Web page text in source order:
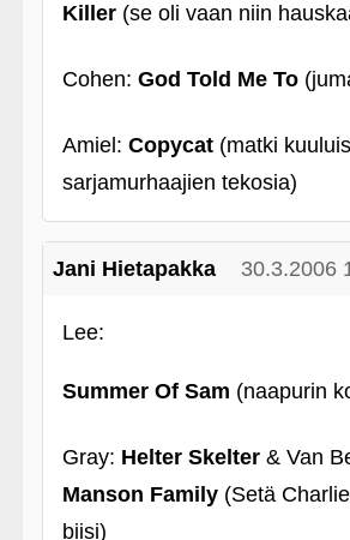
Killer(se oli vaan niin
Cohen: God Told Me To
Amiel: Copycat(matki
sarjamurhaajien tekosia)
Jani Hietapakka 30.3.2006
Lee:
Summer Of Sam (naapurin
Gray: Helter Skelter& Van
Manson Family(Setä
biisi)